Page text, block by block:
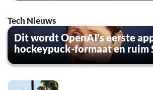
Tech Nieuws
Dit wordt OpenAI’s eerste
hockeypuck-formaat en ruim